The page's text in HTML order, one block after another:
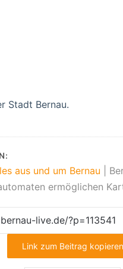
Stadt Bernau.
aus und um Bernau
ermöglichen
Link zum Beitrag kopieren